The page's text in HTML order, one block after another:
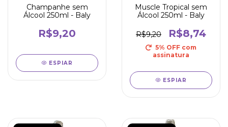
Champanhe sem
Álcool 250ml - Baly
R$9,20
ESPIAR
Muscle Tropical sem
Álcool 250ml - Baly
R$9,20 R$8,74
5% OFF com
assinatura
ESPIAR